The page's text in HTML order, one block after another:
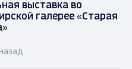
выставка во
галерее «Старая